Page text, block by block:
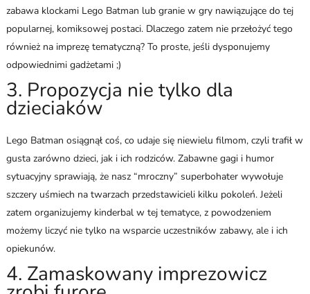
zabawa klockami Lego Batman lub granie w gry nawiązujące do tej
popularnej, komiksowej postaci. Dlaczego zatem nie przełożyć tego
również na imprezę tematyczną? To proste, jeśli dysponujemy
odpowiednimi gadżetami ;)
3. Propozycja nie tylko dla
dzieciaków
Lego Batman osiągnął coś, co udaje się niewielu filmom, czyli trafił w
gusta zarówno dzieci, jak i ich rodziców. Zabawne gagi i humor
sytuacyjny sprawiają, że nasz “mroczny” superbohater wywołuje
szczery uśmiech na twarzach przedstawicieli kilku pokoleń. Jeżeli
zatem organizujemy kinderbal w tej tematyce, z powodzeniem
możemy liczyć nie tylko na wsparcie uczestników zabawy, ale i ich
opiekunów.
4. Zamaskowany imprezowicz